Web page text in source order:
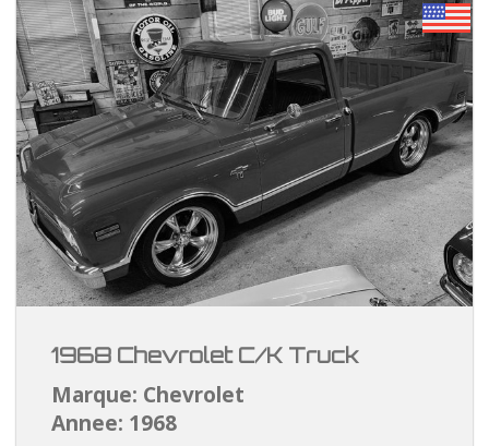
1968 Chevrolet C/K Truck
Marque: Chevrolet
Annee: 1968